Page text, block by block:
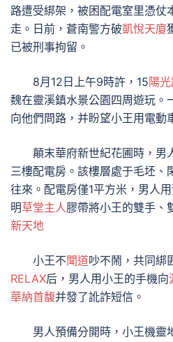
路遭受綁架，被困配電室里憑仗
走。日前，蒼南警方破凱悅天廈
已被刑事拘留。
8月12日上午9時許，15陽
魏在靈溪鎮水景公園四周遊玩。
向他們問路，并盼望小王用電動
顛末華府新世紀花圃時，男
三樓配電房。該樓層處于毛坯、
往來。配電房僅1平方米，男人
明草堂主人膠帶將小王的雙手、
新天地
小王不聞道吵不鬧，共同綁
RELAX后，男人用小王的手機向
華納首馥并發了訛詐短信。
男人預備分開時，小王機靈